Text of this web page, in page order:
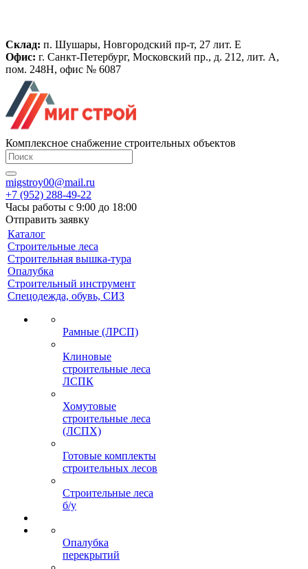
Склад: п. Шушары, Новгородский пр-т, 27 лит. Е
Офис: г. Санкт-Петербург, Московский пр., д. 212, лит. А,
пом. 248Н, офис № 6087
Комплексное снабжение строительных объектов
migstroy00@mail.ru
+7 (952) 288-49-22
Часы работы с 9:00 до 18:00
Отправить заявку
Каталог
Строительные леса
Строительная вышка-тура
Опалубка
Строительный инструмент
Спецодежда, обувь, СИЗ
Рамные (ЛРСП)
Клиновые
строительные леса
ЛСПК
Хомутовые
строительные леса
(ЛСПХ)
Готовые комплекты
строительных лесов
Строительные леса
б/у
Опалубка
перекрытий